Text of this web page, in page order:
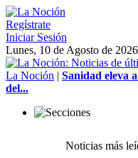
Regístrate
Iniciar Sesión
Lunes, 10 de Agosto de
La Noción | Sanidad eleva
del...
Noticias más